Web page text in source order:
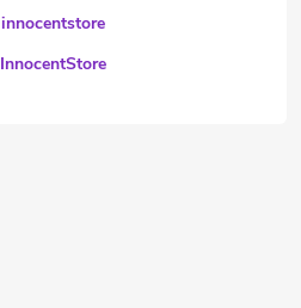
innocentstore
InnocentStore